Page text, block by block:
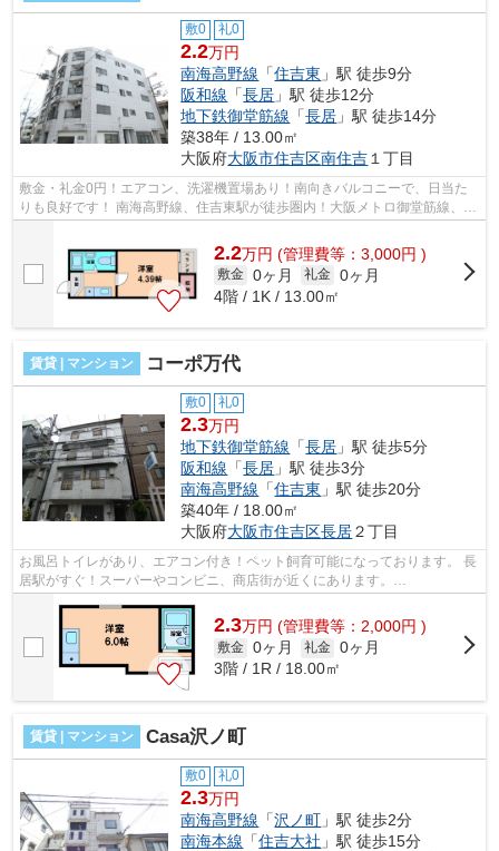
敷0 礼0
2.2万円
南海高野線 「住吉東 」駅 徒歩9分
阪和線 「長居 」駅 徒歩12分
地下鉄御堂筋線 「長居 」駅 徒歩14分
築38年 / 13.00㎡
大阪府大阪市住吉区南住吉 １丁目
敷金・礼金0円！エアコン、洗濯機置場あり！南向きバルコニーで、日当た
りも良好です！ 南海高野線、住吉東駅が徒歩圏内！大阪メトロ御堂筋線、JR
2.2万円 (管理費等：3,000円 )
敷金 0ヶ月 礼金 0ヶ月
4階 / 1K / 13.00㎡
賃貸 | マンション コーポ万代
敷0 礼0
2.3万円
地下鉄御堂筋線 「長居 」駅 徒歩5分
阪和線 「長居 」駅 徒歩3分
南海高野線 「住吉東 」駅 徒歩20分
築40年 / 18.00㎡
大阪府大阪市住吉区長居２丁目
お風呂トイレがあり、エアコン付き！ペット飼育可能になっております。 長
居駅がすぐ！スーパーやコンビニ、商店街が近くにあります。
2.3万円 (管理費等：2,000円 )
敷金 0ヶ月 礼金 0ヶ月
3階 / 1R / 18.00㎡
賃貸 | マンション Casa沢ノ町
敷0 礼0
2.3万円
南海高野線 「沢ノ町 」駅 徒歩2分
南海本線 「住吉大社 」駅 徒歩15分